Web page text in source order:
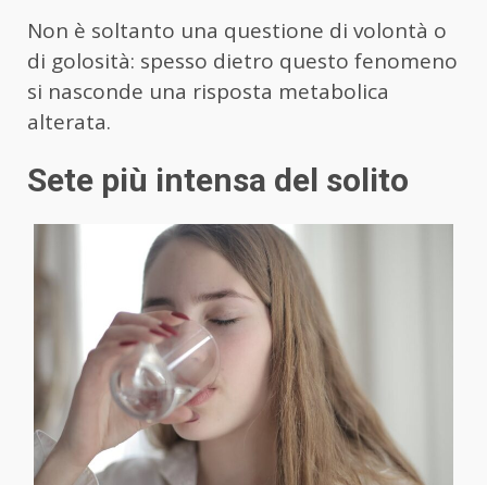
Non è soltanto una questione di volontà o
di golosità: spesso dietro questo fenomeno
si nasconde una risposta metabolica
alterata.
Sete più intensa del solito